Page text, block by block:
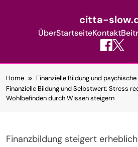
citta-
ÜberStartseiteKontakt
to
content
Home
Finanzielle Bildung und
Finanzielle Bildung und Selbstwert: Stress
Wohlbefinden durch Wissen steigern
Finanzbildung steigert